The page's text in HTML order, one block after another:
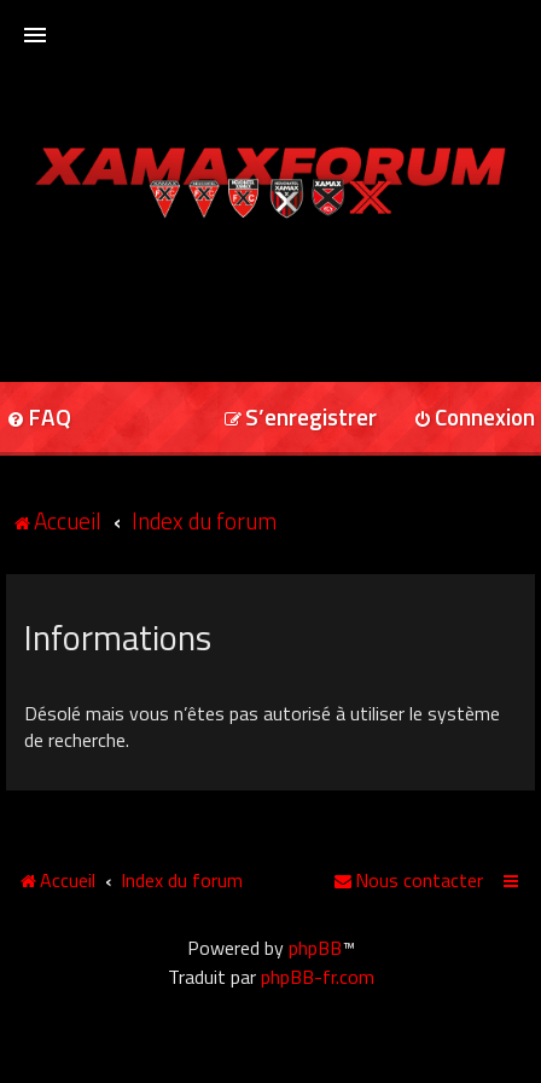
XAMAXFORUM
FAQ Connexion
S’enregistrer
Accueil Index du forum
Informations
Désolé mais vous n’êtes pas autorisé à utiliser le système
de recherche.
Accueil Index du forum Nous contacter
Powered byphpBB™
Traduit parphpBB-fr.com